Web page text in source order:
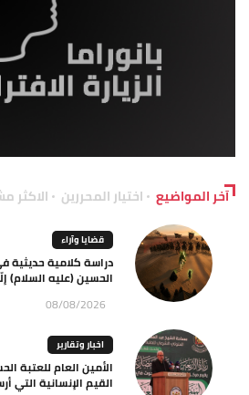
آخر المواضيع اختيار المحررين الاكثر
قضايا وآراء
دراسة كلامية حديثية
الحسين (عليه السلام)
08/08/2026
اخبار وتقارير
الأمين العام للعتبة
القيم الإنسانية التي